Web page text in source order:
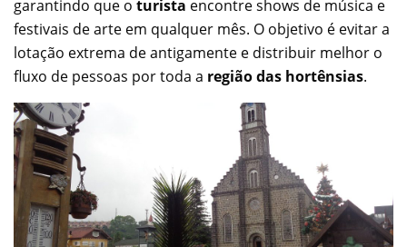
garantindo que o turista encontre shows de música e
festivais de arte em qualquer mês. O objetivo é evitar a
lotação extrema de antigamente e distribuir melhor o
fluxo de pessoas por toda a região das hortênsias.